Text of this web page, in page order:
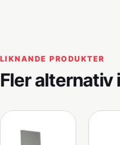
LIKNANDE PRODUKTER
Fler alternativ